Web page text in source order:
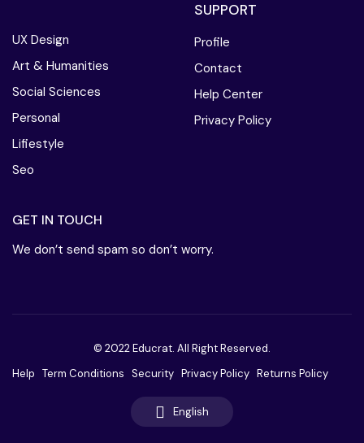
UX Design
Art & Humanities
Social Sciences
Personal
Lifiestyle
Seo
SUPPORT
Profile
Contact
Help Center
Privacy Policy
GET IN TOUCH
We don’t send spam so don’t worry.
© 2022 Educrat. All Right Reserved.
Help Term Conditions Security Privacy Policy Returns Policy
English